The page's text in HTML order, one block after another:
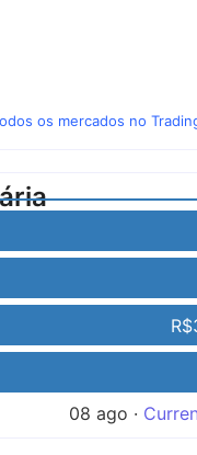
os mercados no
08 ago ·